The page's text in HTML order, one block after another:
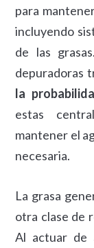
para
incluyendo
de las
depuradoras
la
estas
mantener el
necesaria.
La grasa
otra clase de
Al actuar de